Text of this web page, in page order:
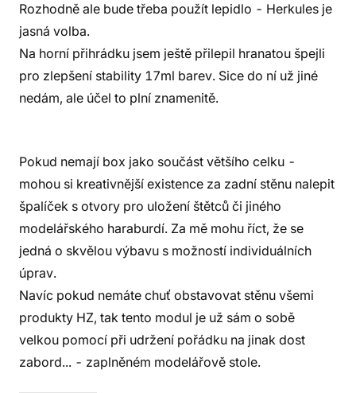
Rozhodně ale bude třeba použít lepidlo - Herkules je
jasná volba.
Na horní přihrádku jsem ještě přilepil hranatou špejli
pro zlepšení stability 17ml barev. Sice do ní už jiné
nedám, ale účel to plní znamenitě.
Pokud nemají box jako součást většího celku -
mohou si kreativnější existence za zadní stěnu nalepit
špalíček s otvory pro uložení štětců či jiného
modelářského haraburdí. Za mě mohu říct, že se
jedná o skvělou výbavu s možností individuálních
úprav.
Navíc pokud nemáte chuť obstavovat stěnu všemi
produkty HZ, tak tento modul je už sám o sobě
velkou pomocí při udržení pořádku na jinak dost
zabord... - zaplněném modelářově stole.